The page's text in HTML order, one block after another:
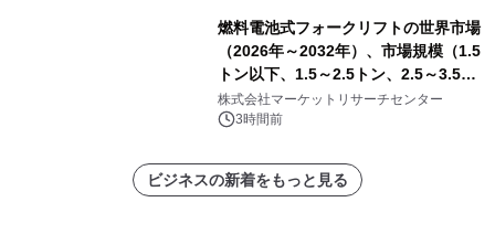
燃料電池式フォークリフトの世界市場
（2026年～2032年）、市場規模（1.5
トン以下、1.5～2.5トン、2.5～3.5ト
ン、3.5～5.0トン、その他）・分析レ
ポートを発表
株式会社マーケットリサーチセンター
3時間前
ビジネスの新着をもっと見る